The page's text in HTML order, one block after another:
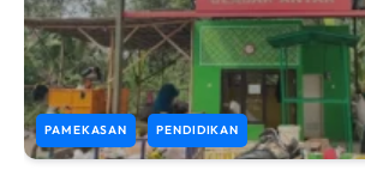
PAMEKASAN PENDIDIKAN